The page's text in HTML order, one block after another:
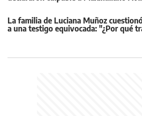
La familia de Luciana Muñoz
a una testigo equivocada: "¿Por qué